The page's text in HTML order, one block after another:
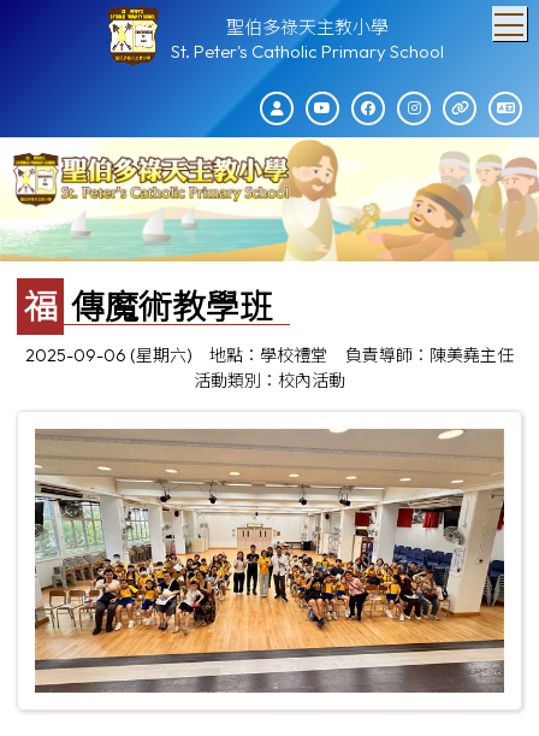
聖伯多祿天主教小學
St. Peter's Catholic Primary School
福傳魔術教學班
2025-09-06 (星期六) 地點：學校禮堂
負責導師：陳美堯主任
活動類別：校內活動